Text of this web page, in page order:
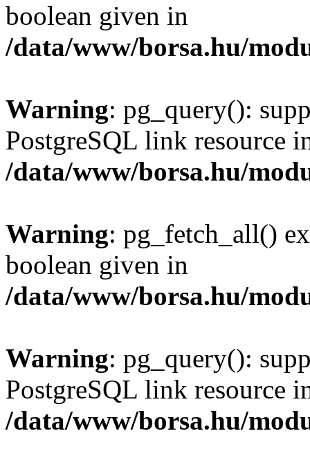
boolean given in
/data/www/borsa.hu/
Warning: pg_query():
PostgreSQL link resource
/data/www/borsa.hu/
Warning: pg_fetch_all()
boolean given in
/data/www/borsa.hu/
Warning: pg_query():
PostgreSQL link resource
/data/www/borsa.hu/